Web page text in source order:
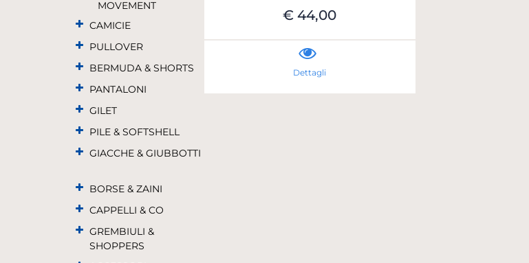
MOVEMENT
CAMICIE
PULLOVER
BERMUDA & SHORTS
PANTALONI
GILET
PILE & SOFTSHELL
GIACCHE & GIUBBOTTI
BORSE & ZAINI
CAPPELLI & CO
GREMBIULI &
SHOPPERS
€ 44,00
Dettagli